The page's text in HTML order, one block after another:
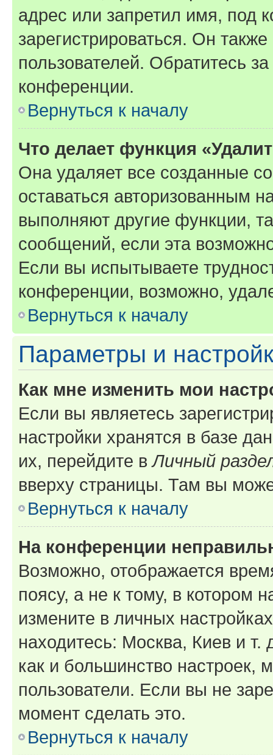
адрес или запретил имя, под
зарегистрироваться. Он
пользователей. Обратитесь
конференции.
Вернуться к началу
Что делает функция
Она удаляет все созданные
оставаться авторизованным
выполняют другие функции,
сообщений, если эта
Если вы испытываете
конференции, возможно,
Вернуться к началу
Параметры и
Как мне изменить мои
Если вы являетесь
настройки хранятся в базе
их, перейдите вЛичный
вверху страницы. Там вы
Вернуться к началу
На конференции
Возможно, отображается
поясу, а не к тому, в котором
измените в личных
находитесь: Москва, Киев и т.
как и большинство настроек,
пользователи. Если вы не
момент сделать это.
Вернуться к началу